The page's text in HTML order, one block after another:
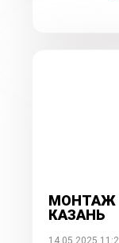
МОНТАЖ
КАЗАНЬ